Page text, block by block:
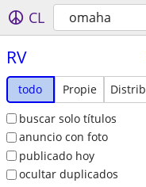
CL omaha
RV
todo Propie
Distrib
buscar solo títulos
anuncio con foto
publicado hoy
ocultar duplicados